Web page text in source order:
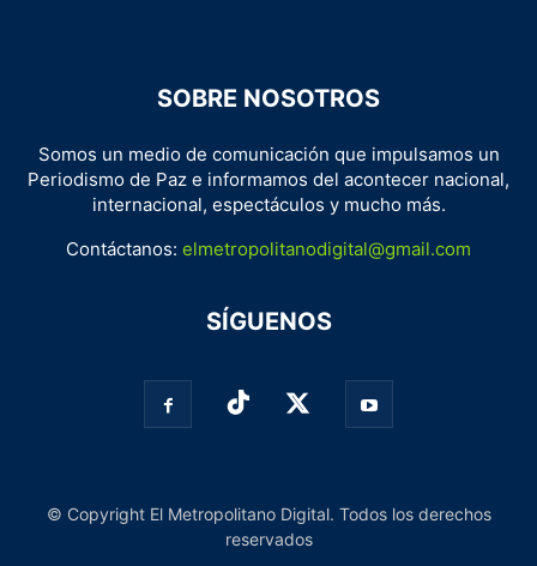
SOBRE NOSOTROS
Somos un medio de comunicación que impulsamos un
Periodismo de Paz e informamos del acontecer nacional,
internacional, espectáculos y mucho más.
Contáctanos: elmetropolitanodigital@gmail.com
SÍGUENOS
© Copyright El Metropolitano Digital. Todos los derechos
reservados